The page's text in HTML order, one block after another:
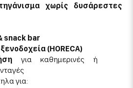
χωρίς δυσάρεστες
snack bar
(HORECA)
για καθημερινές ή
για: